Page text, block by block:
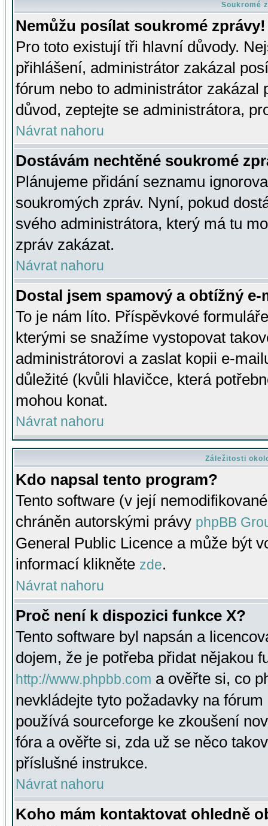
Soukromé
Nemůžu posílat soukromé zprávy!
Pro toto existují tři hlavní důvody.
přihlášení, administrátor zakázal
fórum nebo to administrátor zakázal
důvod, zeptejte se administrátora,
Návrat nahoru
Dostávám nechtěné soukromé
Plánujeme přidání seznamu
soukromých zpráv. Nyní, pokud
svého administrátora, který má tu
zpráv zakázat.
Návrat nahoru
Dostal jsem spamový a obtížný
To je nám líto. Příspěvkové
kterými se snažíme vystopovat
administrátorovi a zaslat kopii e-
důležité (kvůli hlavičce, která
mohou konat.
Návrat nahoru
Záležitosti
Kdo napsal tento program?
Tento software (v její
chráněn autorskými právy phpBB
General Public Licence a může být
informací klikněte zde.
Návrat nahoru
Proč není k dispozici funkce X?
Tento software byl napsán a
dojem, že je potřeba přidat nějakou
http://www.phpbb.com a ověřte si, co
nevkládejte tyto požadavky na
používá sourceforge ke zkoušení
fóra a ověřte si, zda už se něco
příslušné instrukce.
Návrat nahoru
Koho mám kontaktovat ohledně